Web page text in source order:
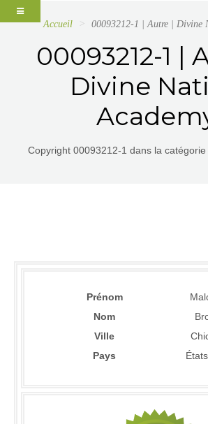
Accueil 00093212-1 | Autre | Divine
00093212-1 |
Divine
Copyright 00093212-1 dans la
Prénom
Nom
Ville
Pays